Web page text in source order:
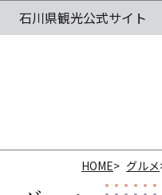
HOME グルメ